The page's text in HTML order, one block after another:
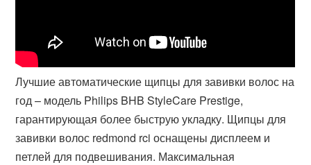
Лучшие автоматические щипцы для завивки волос на
год – модель Philips BHB StyleCare Prestige,
гарантирующая более быструю укладку. Щипцы для
завивки волос redmond rci оснащены дисплеем и
петлей для подвешивания. Максимальная